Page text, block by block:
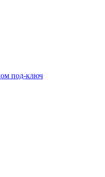
под-ключ